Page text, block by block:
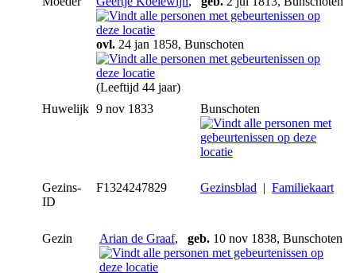
ovl. 24 jan 1858, Bunschoten
(Leeftijd 44 jaar)
Huwelijk 9 nov 1833 Bunschoten
Gezins-
ID
F1324247829 Gezinsblad | Familiekaart
Gezin Arian de Graaf, geb. 10 nov 1838, Bunschoten